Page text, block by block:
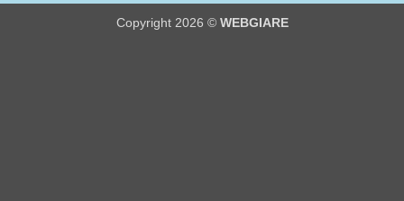
Copyright 2026 © WEBGIARE